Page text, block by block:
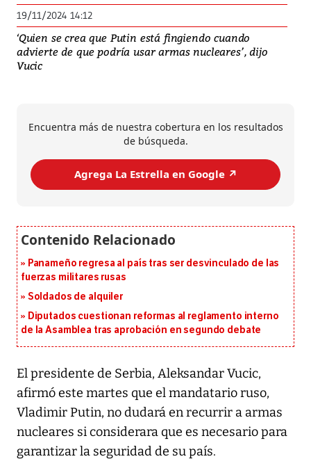
19/11/2024 14:12
‘Quien se crea que Putin está fingiendo cuando
advierte de que podría usar armas nucleares’, dijo
Vucic
Encuentra más de nuestra cobertura en los resultados
de búsqueda.
Agrega La Estrella en Google ↗️
Panameño regresa al país tras ser desvinculado de las
fuerzas militares rusas
Soldados de alquiler
Diputados cuestionan reformas al reglamento interno
de la Asamblea tras aprobación en segundo debate
El presidente de Serbia, Aleksandar Vucic,
afirmó este martes que el mandatario ruso,
Vladimir Putin, no dudará en recurrir a armas
nucleares si considerara que es necesario para
garantizar la seguridad de su país.